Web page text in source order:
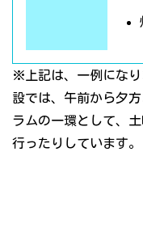
※上記は、一例にな
設では、午前から夕
ラムの一環として、
行ったりしています。